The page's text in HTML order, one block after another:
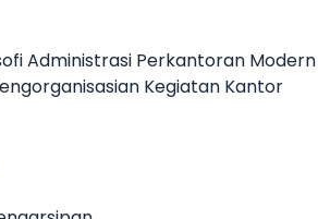
Administrasi Perkantoran Modern
Kegiatan Kantor